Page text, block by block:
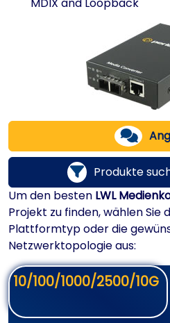
Produkte
Um den besten LWL
Projekt zu finden, wählen Sie
Plattformtyp oder die
Netzwerktopologie aus:
10/100/1000/2500/10G